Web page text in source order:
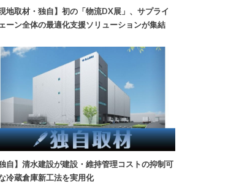
現地取材・独自】初の「物流DX展」、サプライ
ーン全体の最適化支援ソリューションが集結
独自】清水建設が建設・維持管理コストの抑制可
冷蔵倉庫新工法を実用化